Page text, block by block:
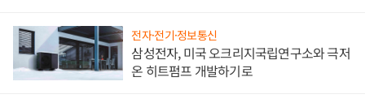
전자·전기·정보통신
삼성전자, 미국 오크리지국립연구소와 극저
온 히트펌프 개발하기로